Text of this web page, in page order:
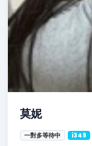
莫妮
一對多等待中 i349